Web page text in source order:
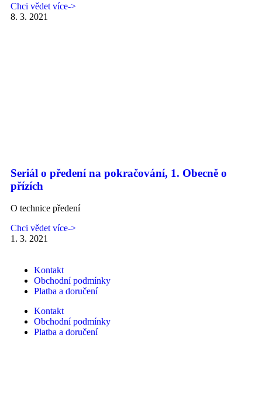
Chci vědet více->
8. 3. 2021
Seriál o předení na pokračování, 1. Obecně o
přízích
O technice předení
Chci vědet více->
1. 3. 2021
Kontakt
Obchodní podmínky
Platba a doručení
Kontakt
Obchodní podmínky
Platba a doručení